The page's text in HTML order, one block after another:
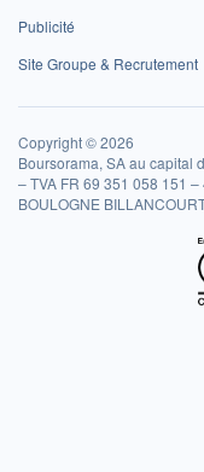
Publicité
Site Groupe & Recrutement
Copyright © 2026
Boursorama, SA au capital
– TVA FR 69 351 058 151
BOULOGNE